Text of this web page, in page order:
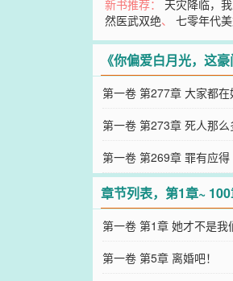
新书推荐： 天灾降临，
然医武双绝、七零年代
《你偏爱白月光，这
第一卷 第277章 大家都在
第一卷 第273章 死人那么
第一卷 第269章 罪有应得
章节列表，第1章~
第一卷 第1章 她才不是我
许许
第一卷 第5章 离婚吧！